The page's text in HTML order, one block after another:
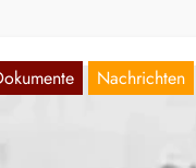
Nachrichten